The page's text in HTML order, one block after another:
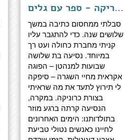
אמריקה - ספר עם גלים
סבלתי ממחסום כתיבה במשך
שלושים שנה. כדי להתגבר עליו
קניתי מחברת כחולה ועט רך
במיוחד. נסיעה בת שלושה
שבועות למנהטן – הפוגה
אקראית מחיי השגרה – סיפקה
לי תירוץ לתעד את מה שראיתי
בצורת כרוניקה. במקרה,
הנסיעה קרתה ברגע מוזר
בתולדותנו: הימים האחרונים
לחיינו כאנשים נטולי טביעת